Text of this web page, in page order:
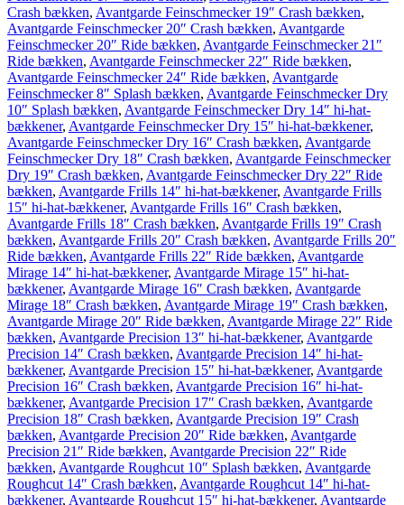
Crash bækken, Avantgarde Feinschmecker 19″ Crash bækken,
Avantgarde Feinschmecker 20″ Crash bækken, Avantgarde
Feinschmecker 20″ Ride bækken, Avantgarde Feinschmecker 21″
Ride bækken, Avantgarde Feinschmecker 22″ Ride bækken,
Avantgarde Feinschmecker 24″ Ride bækken, Avantgarde
Feinschmecker 8″ Splash bækken, Avantgarde Feinschmecker Dry
10″ Splash bækken, Avantgarde Feinschmecker Dry 14″ hi-hat-
bækkener, Avantgarde Feinschmecker Dry 15″ hi-hat-bækkener,
Avantgarde Feinschmecker Dry 16″ Crash bækken, Avantgarde
Feinschmecker Dry 18″ Crash bækken, Avantgarde Feinschmecker
Dry 19″ Crash bækken, Avantgarde Feinschmecker Dry 22″ Ride
bækken, Avantgarde Frills 14″ hi-hat-bækkener, Avantgarde Frills
15″ hi-hat-bækkener, Avantgarde Frills 16″ Crash bækken,
Avantgarde Frills 18″ Crash bækken, Avantgarde Frills 19″ Crash
bækken, Avantgarde Frills 20″ Crash bækken, Avantgarde Frills 20″
Ride bækken, Avantgarde Frills 22″ Ride bækken, Avantgarde
Mirage 14″ hi-hat-bækkener, Avantgarde Mirage 15″ hi-hat-
bækkener, Avantgarde Mirage 16″ Crash bækken, Avantgarde
Mirage 18″ Crash bækken, Avantgarde Mirage 19″ Crash bækken,
Avantgarde Mirage 20″ Ride bækken, Avantgarde Mirage 22″ Ride
bækken, Avantgarde Precision 13″ hi-hat-bækkener, Avantgarde
Precision 14″ Crash bækken, Avantgarde Precision 14″ hi-hat-
bækkener, Avantgarde Precision 15″ hi-hat-bækkener, Avantgarde
Precision 16″ Crash bækken, Avantgarde Precision 16″ hi-hat-
bækkener, Avantgarde Precision 17″ Crash bækken, Avantgarde
Precision 18″ Crash bækken, Avantgarde Precision 19″ Crash
bækken, Avantgarde Precision 20″ Ride bækken, Avantgarde
Precision 21″ Ride bækken, Avantgarde Precision 22″ Ride
bækken, Avantgarde Roughcut 10″ Splash bækken, Avantgarde
Roughcut 14″ Crash bækken, Avantgarde Roughcut 14″ hi-hat-
bækkener, Avantgarde Roughcut 15″ hi-hat-bækkener, Avantgarde